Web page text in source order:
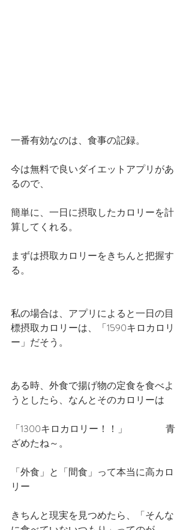
一番有効なのは、食事の記録。
今は無料で良いダイエットアプリがあ
るので、
簡単に、一日に摂取したカロリーを計
算してくれる。
まずは摂取カロリーをきちんと把握す
る。
私の場合は、アプリによると一日の目
標摂取カロリーは、「1590キロカロリ
ー」だそう。
ある時、外食で揚げ物の定食を食べよ
うとしたら、なんとそのカロリーは
「1300キロカロリー！！」　　　　青
ざめたね～。
「外食」と「間食」って本当に高カロ
リー
きちんと現実を見つめたら、「そんな